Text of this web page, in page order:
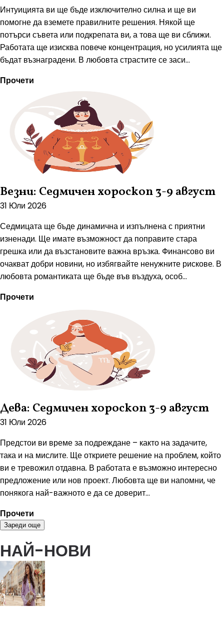
Интуицията ви ще бъде изключително силна и ще ви
помогне да вземете правилните решения. Някой ще
потърси съвета или подкрепата ви, а това ще ви сближи.
Работата ще изисква повече концентрация, но усилията ще
бъдат възнаградени. В любовта страстите се заси...
Прочети
Везни: Седмичен хороскоп 3-9 август
31 Юли 2026
Седмицата ще бъде динамична и изпълнена с приятни
изненади. Ще имате възможност да поправите стара
грешка или да възстановите важна връзка. Финансово ви
очакват добри новини, но избягвайте ненужните рискове. В
любовта романтиката ще бъде във въздуха, особ...
Прочети
Дева: Седмичен хороскоп 3-9 август
31 Юли 2026
Предстои ви време за подреждане – както на задачите,
така и на мислите. Ще откриете решение на проблем, който
ви е тревожил отдавна. В работата е възможно интересно
предложение или нов проект. Любовта ще ви напомни, че
понякога най-важното е да се доверит...
Прочети
Зареди още
НАЙ-НОВИ